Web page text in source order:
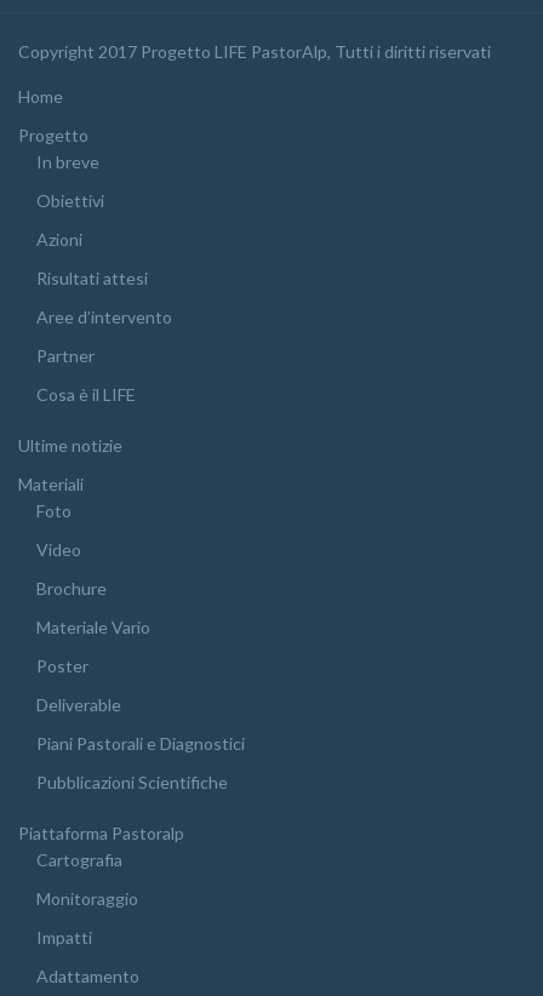
Copyright 2017 Progetto LIFE PastorAlp, Tutti i diritti riservati
Home
Progetto
In breve
Obiettivi
Azioni
Risultati attesi
Aree d’intervento
Partner
Cosa è il LIFE
Ultime notizie
Materiali
Foto
Video
Brochure
Materiale Vario
Poster
Deliverable
Piani Pastorali e Diagnostici
Pubblicazioni Scientifiche
Piattaforma Pastoralp
Cartografia
Monitoraggio
Impatti
Adattamento